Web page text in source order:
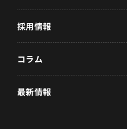
採用情報
コラム
最新情報